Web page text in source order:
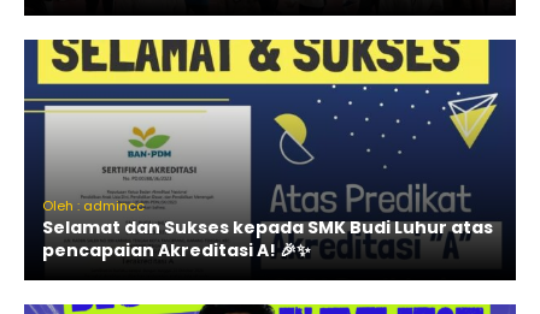
Oleh : admincc
Selamat dan Sukses kepada SMK Budi Luhur atas
pencapaian Akreditasi A! 🎉✨